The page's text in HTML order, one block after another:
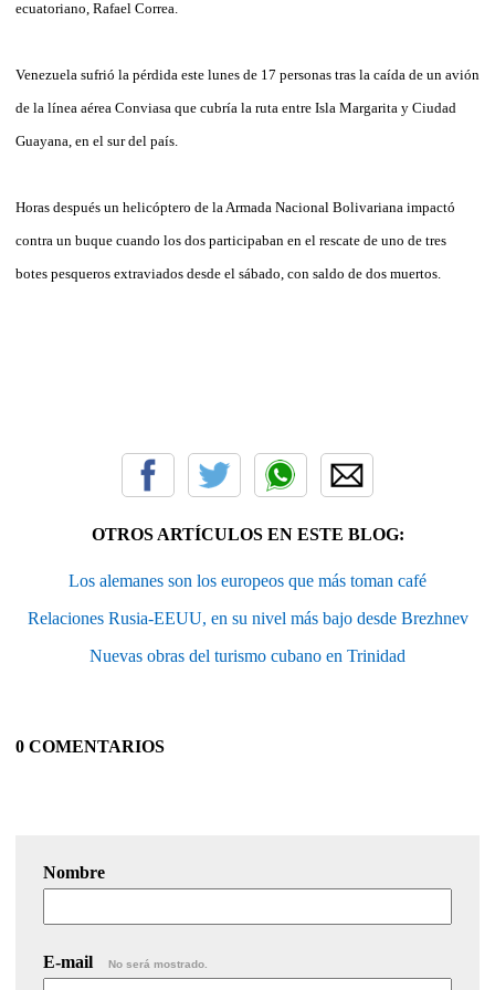
ecuatoriano, Rafael Correa.
Venezuela sufrió la pérdida este lunes de 17 personas tras la caída de un avión
de la línea aérea Conviasa que cubría la ruta entre Isla Margarita y Ciudad
Guayana, en el sur del país.
Horas después un helicóptero de la Armada Nacional Bolivariana impactó
contra un buque cuando los dos participaban en el rescate de uno de tres
botes pesqueros extraviados desde el sábado, con saldo de dos muertos.
OTROS ARTÍCULOS EN ESTE BLOG:
Los alemanes son los europeos que más toman café
Relaciones Rusia-EEUU, en su nivel más bajo desde Brezhnev
Nuevas obras del turismo cubano en Trinidad
0 COMENTARIOS
Nombre
E-mail No será mostrado.